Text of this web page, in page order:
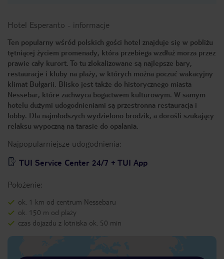
Hotel Esperanto - informacje
Ten popularny wśród polskich gości hotel znajduje się w pobliżu
tętniącej życiem promenady, która przebiega wzdłuż morza przez
prawie cały kurort. To tu zlokalizowane są najlepsze bary,
restauracje i kluby na plaży, w których można poczuć wakacyjny
klimat Bułgarii. Blisko jest także do historycznego miasta
Nessebar, które zachwyca bogactwem kulturowym. W samym
hotelu dużymi udogodnieniami są przestronna restauracja i
lobby. Dla najmłodszych wydzielono brodzik, a dorośli szukający
relaksu wypoczną na tarasie do opalania.
Najpopularniejsze udogodnienia:
TUI Service Center 24/7 + TUI App
Położenie:
ok. 1 km od centrum Nessebaru
ok. 150 m od plaży
czas dojazdu z lotniska ok. 50 min